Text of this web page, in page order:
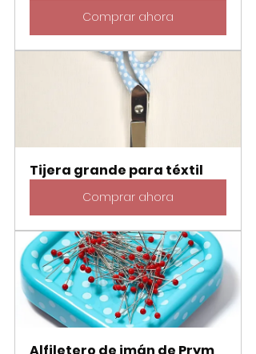
Comprar ahora
Tijera grande para téxtil
Comprar ahora